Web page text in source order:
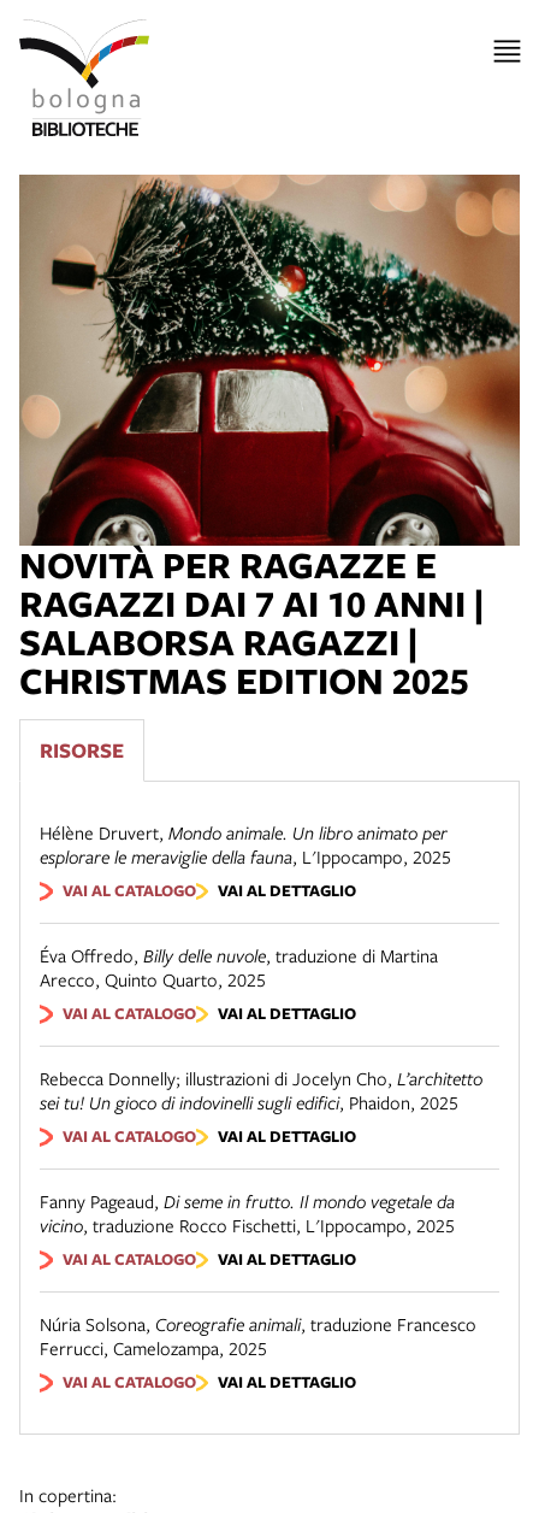
NOVITÀ PER RAGAZZE E
RAGAZZI DAI 7 AI 10 ANNI |
SALABORSA RAGAZZI |
CHRISTMAS EDITION 2025
RISORSE
Hélène Druvert, Mondo animale. Un libro animato per
esplorare le meraviglie della fauna, L'Ippocampo, 2025
VAI AL CATALOGO VAI AL DETTAGLIO
Éva Offredo, Billy delle nuvole, traduzione di Martina
Arecco, Quinto Quarto, 2025
VAI AL CATALOGO VAI AL DETTAGLIO
Rebecca Donnelly; illustrazioni di Jocelyn Cho, L’architetto
sei tu! Un gioco di indovinelli sugli edifici, Phaidon, 2025
VAI AL CATALOGO VAI AL DETTAGLIO
Fanny Pageaud, Di seme in frutto. Il mondo vegetale da
vicino, traduzione Rocco Fischetti, L'Ippocampo, 2025
VAI AL CATALOGO VAI AL DETTAGLIO
Núria Solsona, Coreografie animali, traduzione Francesco
Ferrucci, Camelozampa, 2025
VAI AL CATALOGO VAI AL DETTAGLIO
In copertina: